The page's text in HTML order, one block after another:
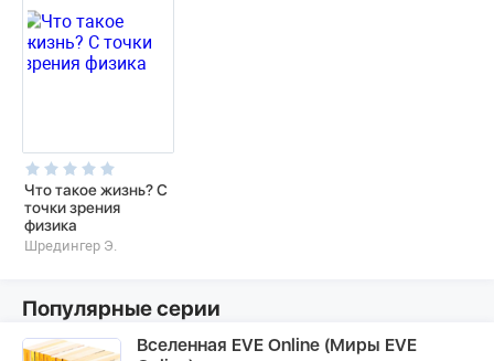
Что такое жизнь? С
точки зрения
физика
Шредингер Э.
Популярные серии
Вселенная EVE Online (Миры EVE